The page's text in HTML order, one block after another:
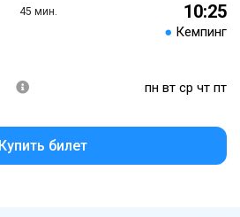
45 мин. 10:25
● Кемпинг
пн вт ср чт пт
Купить билет